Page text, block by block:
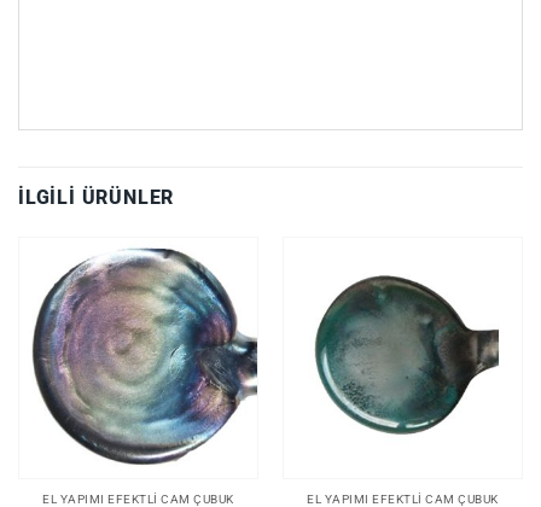
İLGILI ÜRÜNLER
EL YAPIMI EFEKTLI CAM ÇUBUK EL YAPIMI EFEKTLI CAM ÇUBUK